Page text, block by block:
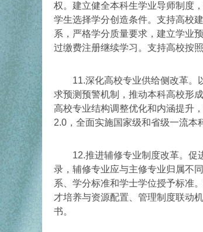
权。建立健全本科生学业导师制度
学生选择学分创造条件。支持高校
系，严格学分质量要求，建立学业
过缴费注册继续学习。支持高校按
11.深化高校专业供给侧改革。以
求预测预警机制，推动本科高校形
高校专业结构调整优化和内涵提升
2.0，全面实施国家级和省级一流本
12.推进辅修专业制度改革。促进
录，辅修专业应与主修专业归属不
系、学分标准和学士学位授予标准
才培养与资源配置、管理制度联动
书。